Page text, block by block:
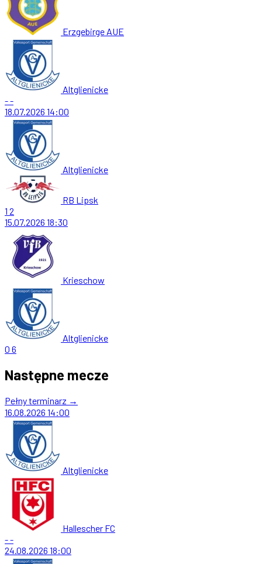
Erzgebirge AUE
Altglienicke
--
18.07.2026 14:00
Altglienicke
RB Lipsk
1 2
15.07.2026 18:30
Krieschow
Altglienicke
0 6
Następne mecze
Pełny terminarz →
16.08.2026 14:00
Altglienicke
Hallescher FC
--
24.08.2026 18:00